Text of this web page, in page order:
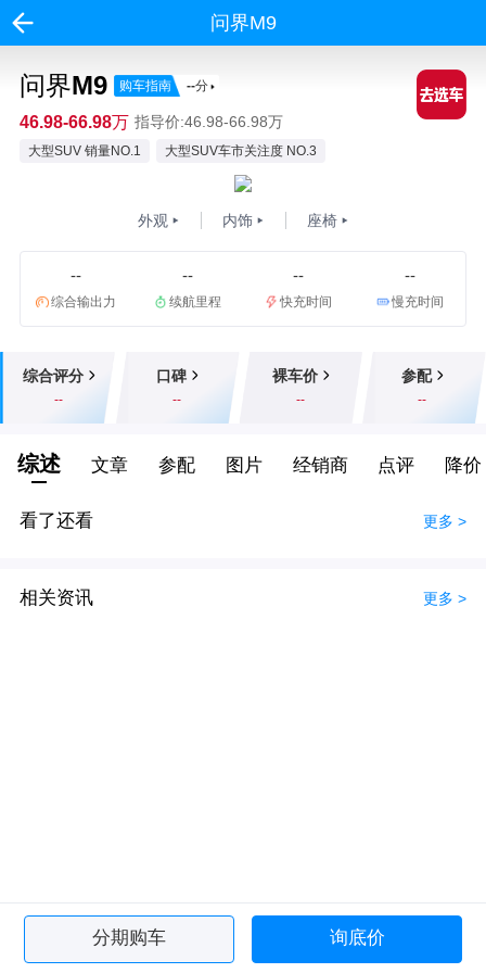
问界M9
问界M9 购车指南 --分
46.98-66.98万 指导价:46.98-66.98万
大型SUV 销量NO.1 大型SUV车市关注度 NO.3
外观 内饰 座椅
--
综合输出力
--
续航里程
--
快充时间
--
慢充时间
综合评分
--
口碑
--
裸车价
--
参配
--
综述 文章 参配 图片 经销商 点评 降价
看了还看 更多 >
相关资讯 更多 >
分期购车 询底价